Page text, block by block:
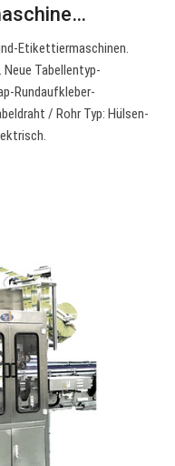
Etikettiermaschinen.
Tabellentyp-
Rundaufkleber-
/ Rohr Typ: Hülsen-